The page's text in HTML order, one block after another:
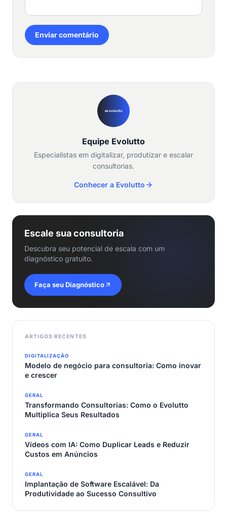
Enviar comentário
Equipe Evolutto
Especialistas em digitalizar, produtizar e escalar
consultorias.
Conhecer a Evolutto
Escale sua consultoria
Descubra seu potencial de escala com um
diagnóstico gratuito.
Faça seu Diagnóstico
ARTIGOS RECENTES
DIGITALIZAÇÃO
Modelo de negócio para consultoria: Como inovar
e crescer
GERAL
Transformando Consultorias: Como o Evolutto
Multiplica Seus Resultados
GERAL
Vídeos com IA: Como Duplicar Leads e Reduzir
Custos em Anúncios
GERAL
Implantação de Software Escalável: Da
Produtividade ao Sucesso Consultivo